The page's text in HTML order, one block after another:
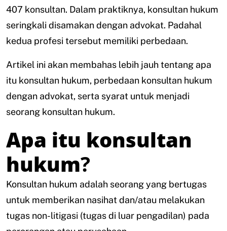
407 konsultan. Dalam praktiknya, konsultan hukum
seringkali disamakan dengan advokat. Padahal
kedua profesi tersebut memiliki perbedaan.
Artikel ini akan membahas lebih jauh tentang apa
itu konsultan hukum, perbedaan konsultan hukum
dengan advokat, serta syarat untuk menjadi
seorang konsultan hukum.
Apa itu konsultan
hukum?
Konsultan hukum adalah seorang yang bertugas
untuk memberikan nasihat dan/atau melakukan
tugas non-litigasi (tugas di luar pengadilan) pada